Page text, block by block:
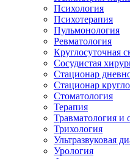
Психология
Психотерапия
Пульмонология
Ревматология
Круглосуточная
Сосудистая
Стационар
Стационар
Стоматология
Терапия
Травматология и
Трихология
Ультразвуковая
Урология